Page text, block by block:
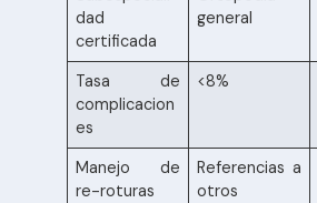
dad
certificada
general
Tasa de
complicacion
es
<8%
Manejo de
re-roturas
Referencias a
otros